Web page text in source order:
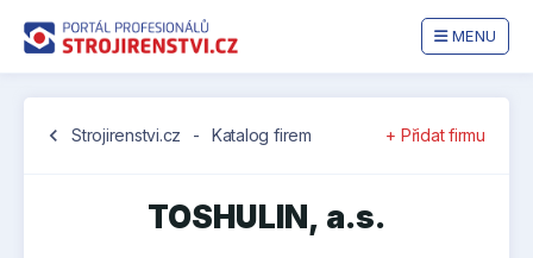
MENU
chevron_left Strojirenstvi.cz - Katalog firem + Přidat firmu
TOSHULIN, a.s.